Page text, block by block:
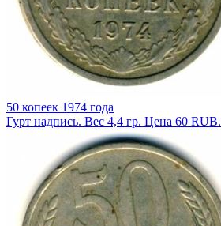
50 копеек 1974 года
Гурт надпись. Вес 4,4 гр. Цена 60 RUB.